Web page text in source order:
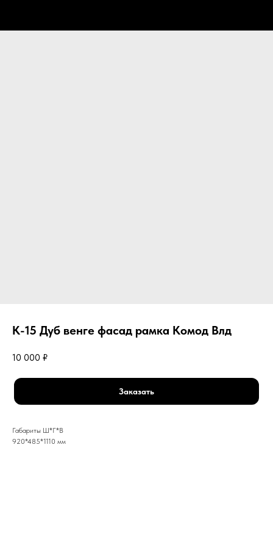
К-15 Дуб венге фасад рамка Комод Влд
10 000 ₽
Заказать
Габариты Ш*Г*В
920*485*1110 мм